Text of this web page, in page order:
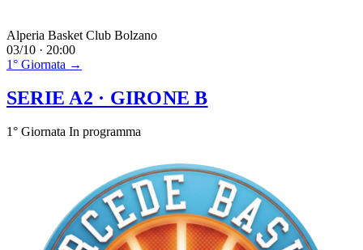
Alperia Basket Club Bolzano
03/10 · 20:00
1° Giornata →
SERIE A2 · GIRONE B
1° Giornata In programma